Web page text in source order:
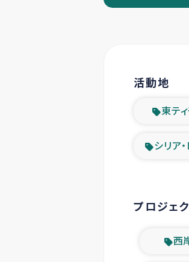
活動地
東テ
シリア
プロジェ
西